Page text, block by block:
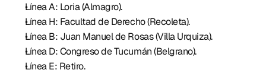
Línea A: Loria (Almagro).
Línea H: Facultad de Derecho (Recoleta).
Línea B: Juan Manuel de Rosas (Villa Urquiza).
Línea D: Congreso de Tucumán (Belgrano).
Línea E: Retiro.